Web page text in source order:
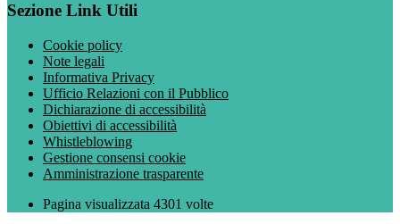
Sezione Link Utili
Cookie policy
Note legali
Informativa Privacy
Ufficio Relazioni con il Pubblico
Dichiarazione di accessibilità
Obiettivi di accessibilità
Whistleblowing
Gestione consensi cookie
Amministrazione trasparente
Pagina visualizzata 4301 volte